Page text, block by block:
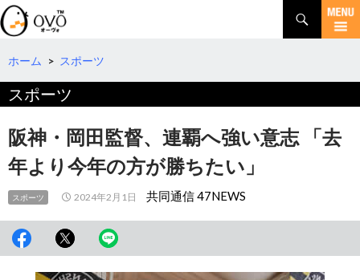
検
索
コ
テ
へ
移
動
ホーム > スポーツ
スポーツ
阪神・岡田監督、連覇へ強い意志 「去
年より今年の方が勝ちたい」
スポーツ 2024年2月1日 共同通信 47NEWS